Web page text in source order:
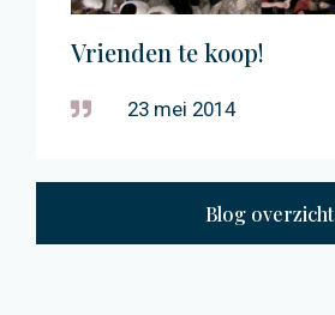
Vrienden te koop!
23 mei 2014
Blog overzicht